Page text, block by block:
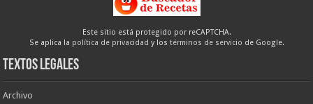
Este sitio está protegido por reCAPTCHA.
Se aplica la política de privacidad y los términos de servicio de Google.
Textos legales
Archivo